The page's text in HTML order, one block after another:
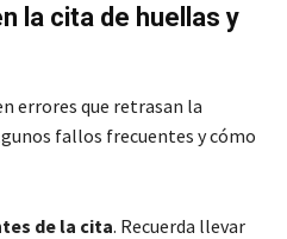
la cita de huellas y
errores que retrasan la
fallos frecuentes y cómo
de la cita. Recuerda llevar